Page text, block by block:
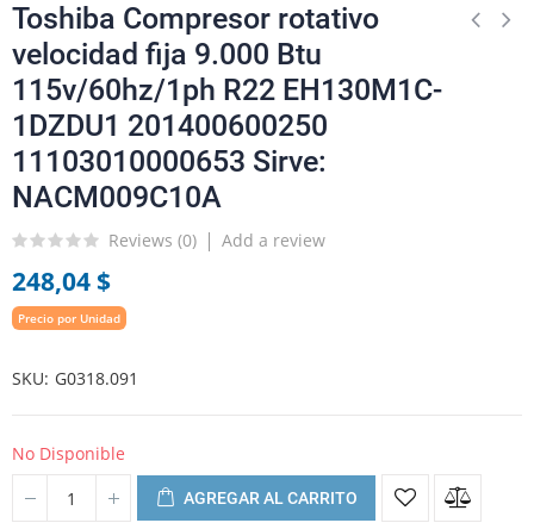
Toshiba Compresor rotativo
velocidad fija 9.000 Btu
115v/60hz/1ph R22 EH130M1C-
1DZDU1 201400600250
11103010000653 Sirve:
NACM009C10A
Reviews (0) Add a review
248,04 $
Precio por Unidad
SKU G0318.091
No Disponible
AGREGAR AL CARRITO